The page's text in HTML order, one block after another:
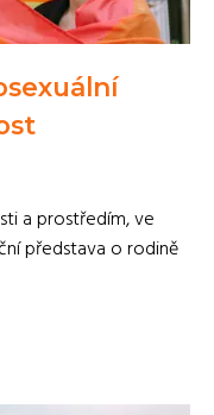
a prostředím, ve
představa o rodině